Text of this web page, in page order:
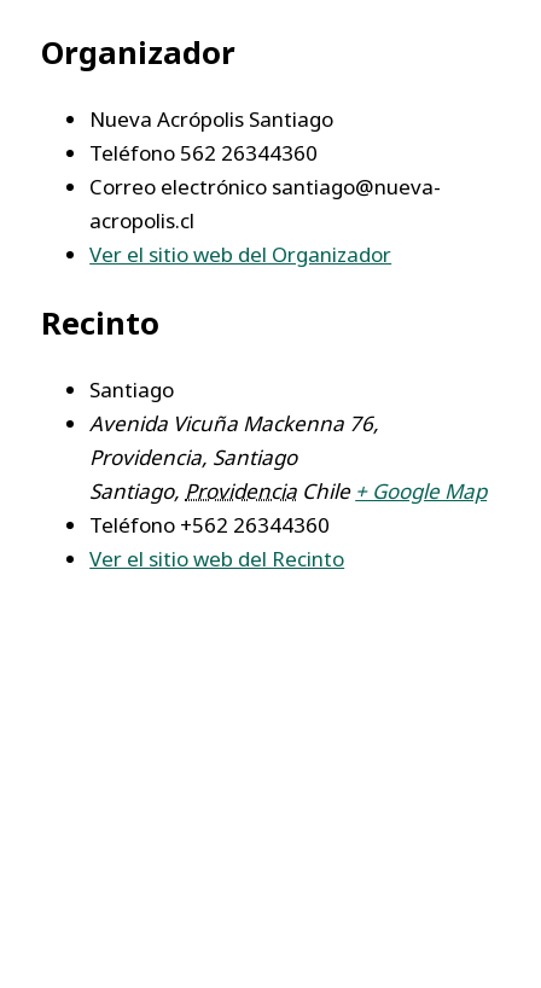
Organizador
Nueva Acrópolis Santiago
Teléfono 562 26344360
Correo electrónico santiago@nueva-
acropolis.cl
Ver el sitio web del Organizador
Recinto
Santiago
Avenida Vicuña Mackenna 76,
Providencia, Santiago
Santiago, Providencia Chile + Google Map
Teléfono +562 26344360
Ver el sitio web del Recinto